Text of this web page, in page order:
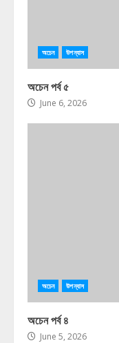
অচেন উপন্যাস
অচেন পর্ব ৫
June 6, 2026
অচেন উপন্যাস
অচেন পর্ব ৪
June 5, 2026